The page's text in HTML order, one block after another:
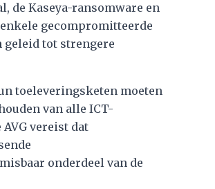
de Kaseya-ransomware en
gecompromitteerde
geleid tot strengere
toeleveringsketen moeten
van alle ICT-
vereist dat
onderdeel van de